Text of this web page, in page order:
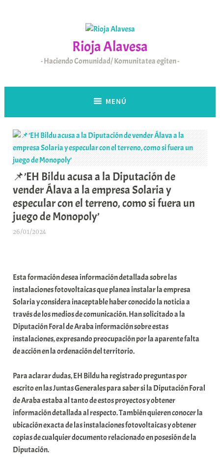
Rioja Alavesa
Haciendo Comunidad/ Komunitatea egiten
MENÚ
📌’EH Bildu acusa a la Diputación de
vender Álava a la empresa Solaria y
especular con el terreno, como si fuera un
juego de Monopoly’
26/01/2024
a
r
E
r
r
i
o
a
K
o
m
u
n
Esta formación desea información detallada sobre las
instalaciones fotovoltaicas que planea instalar la empresa
Solaria y considera inaceptable haber conocido la noticia a
través de los medios de comunicación. Han solicitado a la
Diputación Foral de Araba información sobre estas
instalaciones, expresando preocupación por la aparente falta
de acción en la ordenación del territorio.
Para aclarar dudas, EH Bildu ha registrado preguntas por
escrito en las Juntas Generales para saber si la Diputación Foral
de Araba estaba al tanto de estos proyectos y obtener
información detallada al respecto. También quieren conocer la
ubicación exacta de las instalaciones fotovoltaicas y obtener
copias de cualquier documento relacionado en posesión de la
Diputación.